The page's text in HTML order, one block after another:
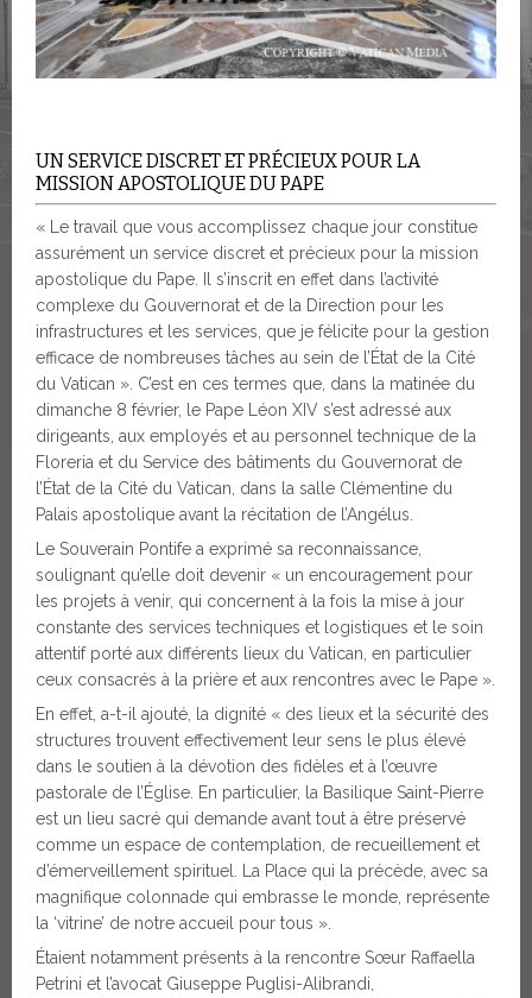
UN SERVICE DISCRET ET PRÉCIEUX POUR LA
MISSION APOSTOLIQUE DU PAPE
« Le travail que vous accomplissez chaque jour constitue
assurément un service discret et précieux pour la mission
apostolique du Pape. Il s’inscrit en effet dans l’activité
complexe du Gouvernorat et de la Direction pour les
infrastructures et les services, que je félicite pour la gestion
efficace de nombreuses tâches au sein de l’État de la Cité
du Vatican ». C’est en ces termes que, dans la matinée du
dimanche 8 février, le Pape Léon XIV s’est adressé aux
dirigeants, aux employés et au personnel technique de la
Floreria et du Service des bâtiments du Gouvernorat de
l’État de la Cité du Vatican, dans la salle Clémentine du
Palais apostolique avant la récitation de l’Angélus.
Le Souverain Pontife a exprimé sa reconnaissance,
soulignant qu’elle doit devenir « un encouragement pour
les projets à venir, qui concernent à la fois la mise à jour
constante des services techniques et logistiques et le soin
attentif porté aux différents lieux du Vatican, en particulier
ceux consacrés à la prière et aux rencontres avec le Pape ».
En effet, a-t-il ajouté, la dignité « des lieux et la sécurité des
structures trouvent effectivement leur sens le plus élevé
dans le soutien à la dévotion des fidèles et à l’œuvre
pastorale de l’Église. En particulier, la Basilique Saint-Pierre
est un lieu sacré qui demande avant tout à être préservé
comme un espace de contemplation, de recueillement et
d’émerveillement spirituel. La Place qui la précède, avec sa
magnifique colonnade qui embrasse le monde, représente
la ‘vitrine’ de notre accueil pour tous ».
Étaient notamment présents à la rencontre Sœur Raffaella
Petrini et l’avocat Giuseppe Puglisi-Alibrandi,